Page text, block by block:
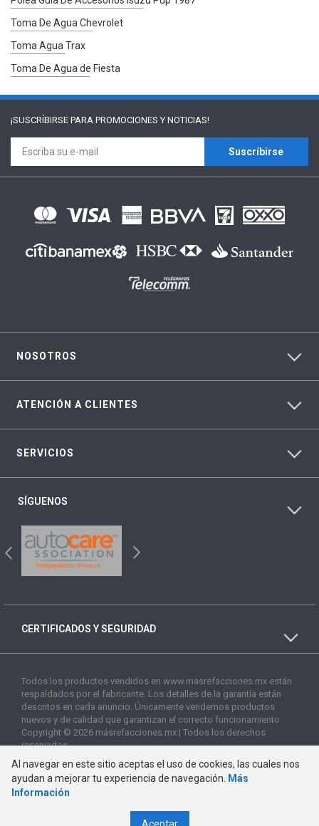
Toma De Agua Chevrolet
Toma Agua Trax
Toma De Agua de Fiesta
¡SUSCRÍBIRSE PARA PROMOCIONES Y NOTICIAS!
Suscríbirse
NOSOTROS
ATENCIÓN A CLIENTES
SERVICIOS
SÍGUENOS
CERTIFICADOS Y SEGURIDAD
Todos los productos vendidos en www.masrefacciones.mx están
respaldados por el fabricante. Los detalles de la garantía están
descritos en cada anuncio. Únicamente vendemos productos
nuevos y de calidad que garantizan el correcto funcionamiento.
Copyright © 2026 másrefacciones.mx | Todos los derechos
reservados
Al navegar en este sitio aceptas el uso de cookies, las cuales nos
ayudan a mejorar tu experiencia de navegación.
Más
Información